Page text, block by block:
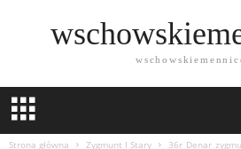
Strona główna Zygmunt I Stary